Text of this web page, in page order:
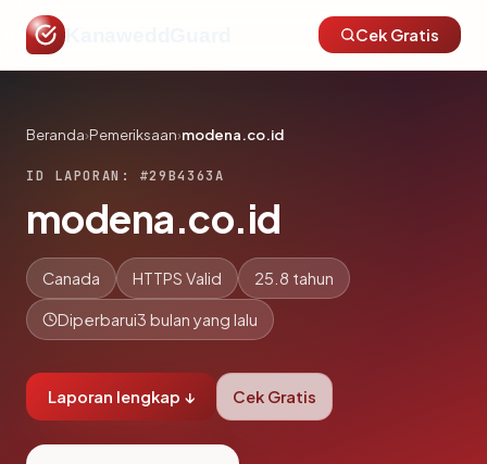
Cek Gratis
Beranda›Pemeriksaan›modena.co.id
ID LAPORAN: #29B4363A
modena.co.id
Canada HTTPS Valid 25.8 tahun
Diperbarui3 bulan yang lalu
Laporan lengkap ↓ Cek Gratis